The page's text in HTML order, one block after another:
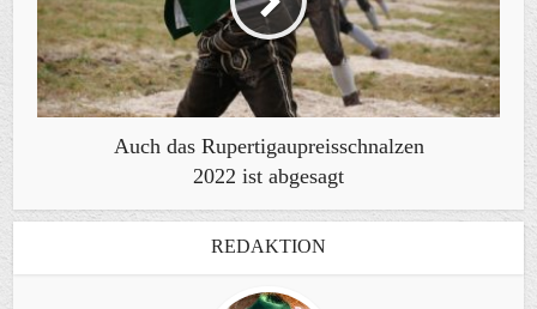
Auch das Rupertigaupreisschnalzen
2022 ist abgesagt
REDAKTION